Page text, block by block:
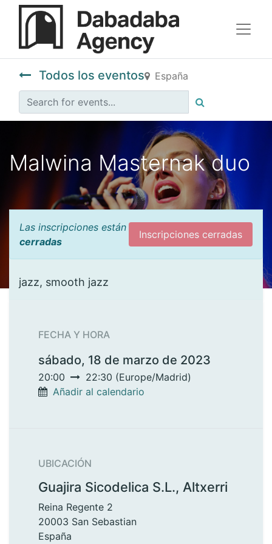
Todos los eventos España
Malwina Masternak duo
Las inscripciones están
cerradas
Inscripciones cerradas
jazz, smooth jazz
FECHA Y HORA
sábado, 18 de marzo de 2023
20:00 22:30 (Europe/Madrid)
Añadir al calendario
UBICACIÓN
Guajira Sicodelica S.L., Altxerri
Reina Regente 2
20003 San Sebastian
España